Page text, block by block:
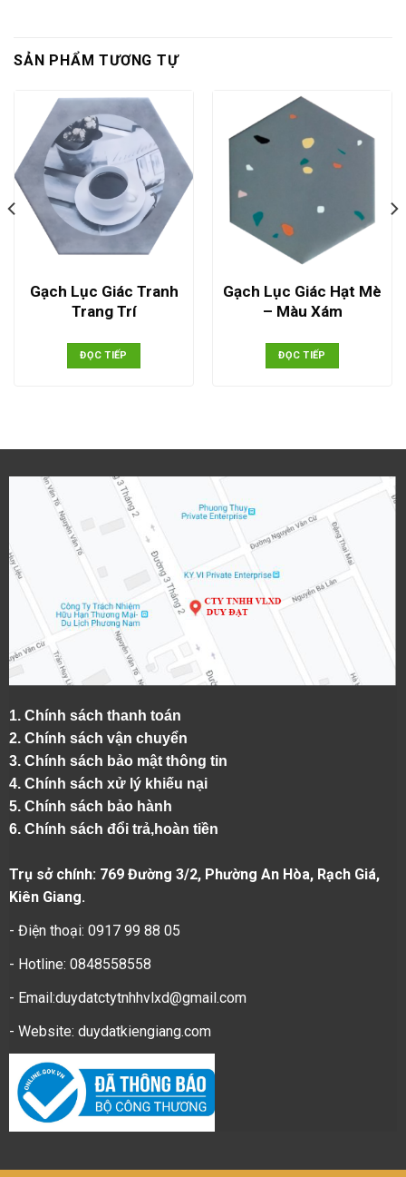
SẢN PHẨM TƯƠNG TỰ
Gạch Lục Giác Tranh
Trang Trí
ĐỌC TIẾP
Gạch Lục Giác Hạt Mè
– Màu Xám
ĐỌC TIẾP
1. Chính sách thanh toán
2. Chính sách vận chuyển
3. Chính sách bảo mật thông tin
4. Chính sách xử lý khiếu nại
5. Chính sách bảo hành
6. Chính sách đổi trả,hoàn tiền
Trụ sở chính: 769 Đường 3/2, Phường An Hòa, Rạch Giá,
Kiên Giang.
- Điện thoại: 0917 99 88 05
- Hotline: 0848558558
- Email:duydatctytnhhvlxd@gmail.com
- Website: duydatkiengiang.com